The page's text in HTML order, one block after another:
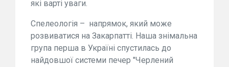
які варті уваги.
Спелеологія – напрямок, який може
розвиватися на Закарпатті. Наша знімальна
група перша в Україні спустилась до
найдовшої системи печер "Черлений